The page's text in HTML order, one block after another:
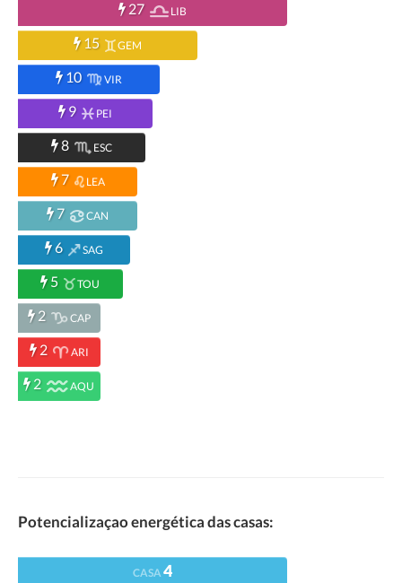
27 LIB
15 GEM
10 VIR
9 PEI
8 ESC
7 LEA
7 CAN
6 SAG
5 TOU
2 CAP
2 ARI
2 AQU
Potencializaçao energética das casas:
CASA4